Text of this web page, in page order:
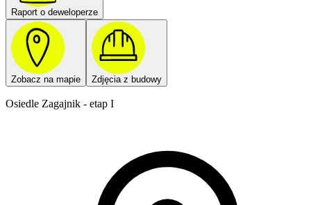
Raport o deweloperze
Zobacz na mapie Zdjęcia z budowy
Osiedle Zagajnik - etap I